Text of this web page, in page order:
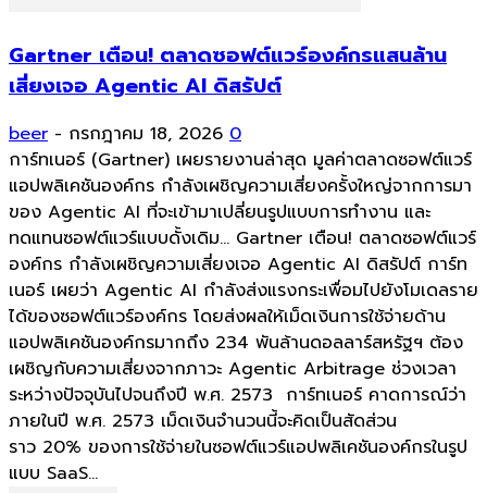
Gartner เตือน! ตลาดซอฟต์แวร์องค์กรแสนล้าน
เสี่ยงเจอ Agentic AI ดิสรัปต์
beer - กรกฎาคม 18, 2026 0
การ์ทเนอร์ (Gartner) เผยรายงานล่าสุด มูลค่าตลาดซอฟต์แวร์
แอปพลิเคชันองค์กร กำลังเผชิญความเสี่ยงครั้งใหญ่จากการมา
ของ Agentic AI ที่จะเข้ามาเปลี่ยนรูปแบบการทำงาน และ
ทดแทนซอฟต์แวร์แบบดั้งเดิม... Gartner เตือน! ตลาดซอฟต์แวร์
องค์กร กำลังเผชิญความเสี่ยงเจอ Agentic AI ดิสรัปต์ การ์ท
เนอร์ เผยว่า Agentic AI กำลังส่งแรงกระเพื่อมไปยังโมเดลราย
ได้ของซอฟต์แวร์องค์กร โดยส่งผลให้เม็ดเงินการใช้จ่ายด้าน
แอปพลิเคชันองค์กรมากถึง 234 พันล้านดอลลาร์สหรัฐฯ ต้อง
เผชิญกับความเสี่ยงจากภาวะ Agentic Arbitrage ช่วงเวลา
ระหว่างปัจจุบันไปจนถึงปี พ.ศ. 2573 การ์ทเนอร์ คาดการณ์ว่า
ภายในปี พ.ศ. 2573 เม็ดเงินจำนวนนี้จะคิดเป็นสัดส่วน
ราว 20% ของการใช้จ่ายในซอฟต์แวร์แอปพลิเคชันองค์กรในรูป
แบบ SaaS...